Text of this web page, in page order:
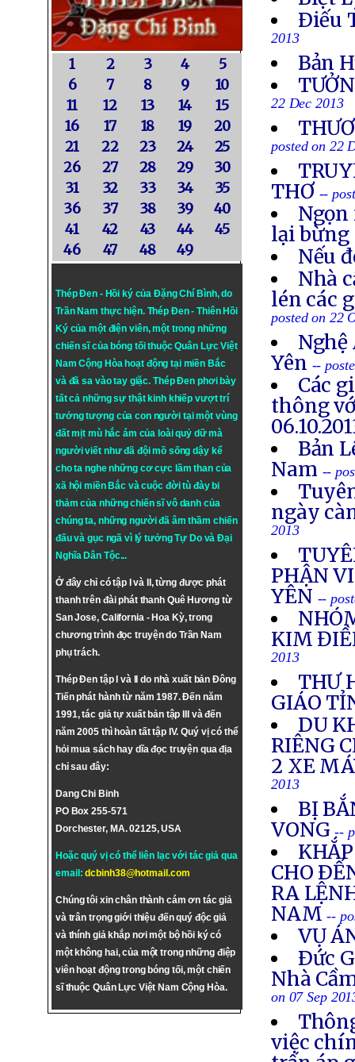
1 2 3 4
5
6
7 8 9
10
11
12 13 14
15
16
17 18 19
20
21
22 23 24
25
26
27 28 29
30
31
32 33 34
35
36
37 38 39
40
41
42 43 44
45
46
47 48 49
Thép Đen - Hồi ký của Đặng Chí Bình, do
Trần Nam thực hiện. Thép Đen- Thiên Hồi
Ký của một điện viên, một trong những
chiến sĩ của bóng tối thuộc Quân Lực Việt
Nam Cộng Hòa hoạt động tại miền Bắc
và đã sa vào tay giặc. Thép Đen phơi bày
tất cả những sự thật kinh khiếp vượt trí
tưởng tượng của con người tại một vùng
đất mịt mù hắc ám của loài quỷ dữ mà
người viết như đã đội mồ sống dậy kể
cho ta nghe những cơ cực lầm than của
xã hội miền Bắc và cuộc đời tù đày bi
thảm của những chiến sĩ vô danh của
chúng ta, những người đã âm thầm chiến
đấu và gục ngã vì lý tưởngTự DovàĐại
Nghĩa Dân Tộc...
Ở đây chỉ có tập I và II, từng được phát
thanh trên đài phát thanh Quê Hương từ
San Jose, California - Hoa Kỳ, trong
chương trình đọc truyện do Trần Nam
phụ trách.
Thép Đen tập I và II do nhà xuất bản Đông
Tiến phát hành từ năm 1987. Đến năm
1991, tác giả tự xuất bản tập III và đến
năm 2005 thì hoàn tất tập IV. Quý vị có thể
hỏi mua sách hay dĩa đọc truyện qua địa
chỉ sau đây:
Dang Chi Binh
PO Box 255-571
Dorchester, MA. 02125, USA
Hoặc quý vị có thể liên lạc với tác giả qua
email:dcbinh38@hotmail.com
Chúng tôi xin chân thành cám ơn tác giả
và trân trọng giới thiệu đến quý độc giả
và thính giả khắp nơi một bộ hồi ký có
một không hai, của một trong những điệp
viên hoạt động trong bóng tối, một chiến
sĩ thuộc Quân Lực Việt Nam Cộng Hòa.
Ðiếu
2013
Bản
22 Dec 2013
posted on 22
THƠ --
lại bừng
Nếu
Nhà
lén các
posted on 22
Nghệ
Yên --
Các
thông
Bản
Nam --
ngày
2013
PHẬN
YÊN --
KIM
2013
THƯ
GIÁO
DU
RIÊNG
2 XE
2013
BỊ
VONG --
CHO
RA
NAM--
VỤ
Ðức
Nhà
on 07 Sep
việc